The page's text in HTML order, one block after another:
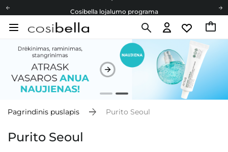
Cosibella lojalumo programa
Nemokamas pristatymas nuo 40,00 €
Cosibella lojalumo programa
Nemokamas pristatymas nuo 40,00 €
Dovanų Kortelės
Pagrindinis puslapis Purito Seoul
Purito Seoul